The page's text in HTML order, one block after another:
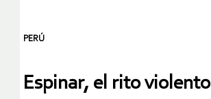
PERÚ
Espinar, el rito violento